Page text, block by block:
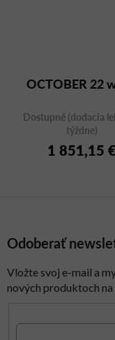
OCTOBER 22
Dostupné (dodacia
týždne)
1 851,15 €
Odoberať
Vložte svoj e-mail a
nových produktoch na